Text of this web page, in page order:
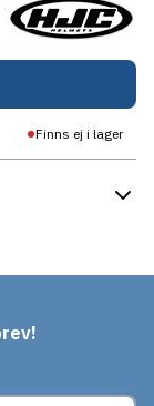
Finns ej i lager